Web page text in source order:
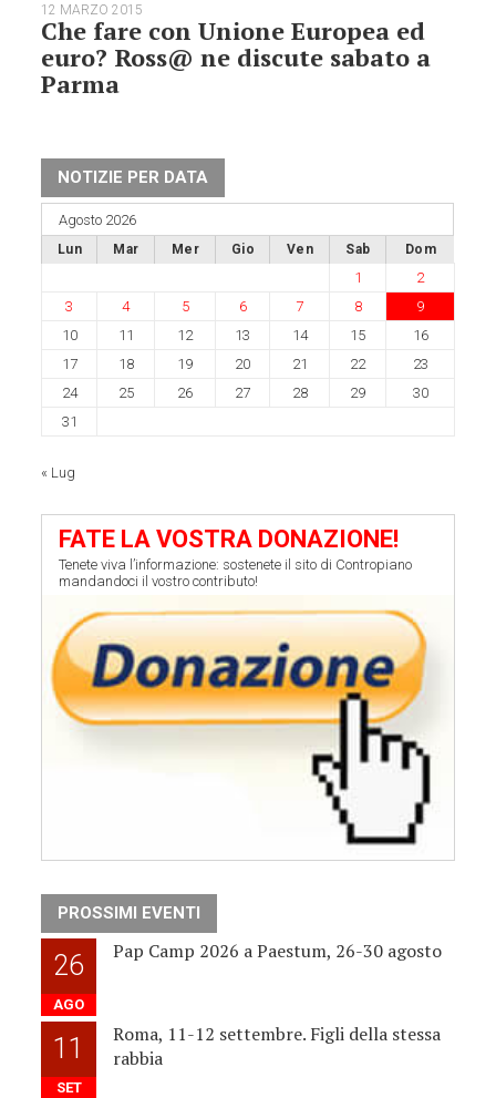
12 MARZO 2015
Che fare con Unione Europea ed
euro? Ross@ ne discute sabato a
Parma
NOTIZIE PER DATA
Agosto 2026
Lun Mar Mer Gio Ven Sab Dom
1
2
3
4 5 6 7 8
9
10
11 12 13 14 15
16
17
18 19 20 21 22
23
24
25 26 27 28 29
30
31
« Lug
FATE LA VOSTRA DONAZIONE!
Tenete viva l’informazione: sostenete il sito di Contropiano
mandandoci il vostro contributo!
PROSSIMI EVENTI
26
AGO
Pap Camp 2026 a Paestum, 26-30 agosto
11
SET
Roma, 11-12 settembre. Figli della stessa
rabbia